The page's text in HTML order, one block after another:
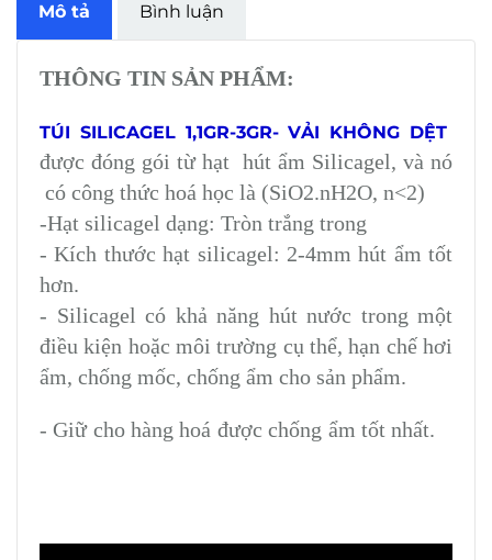
Mô tả Bình luận
THÔNG TIN SẢN PHẨM:
TÚI SILICAGEL 1,1GR-3GR- VẢI KHÔNG DỆT
được đóng gói từ hạt hút ẩm Silicagel, và nó
có công thức hoá học là (SiO2.nH2O, n<2)
-Hạt silicagel dạng: Tròn trắng trong
- Kích thước hạt silicagel: 2-4mm hút ẩm tốt
hơn.
- Silicagel có khả năng hút nước trong một
điều kiện hoặc môi trường cụ thể, hạn chế hơi
ẩm, chống mốc, chống ẩm cho sản phẩm.
- Giữ cho hàng hoá được chống ẩm tốt nhất.